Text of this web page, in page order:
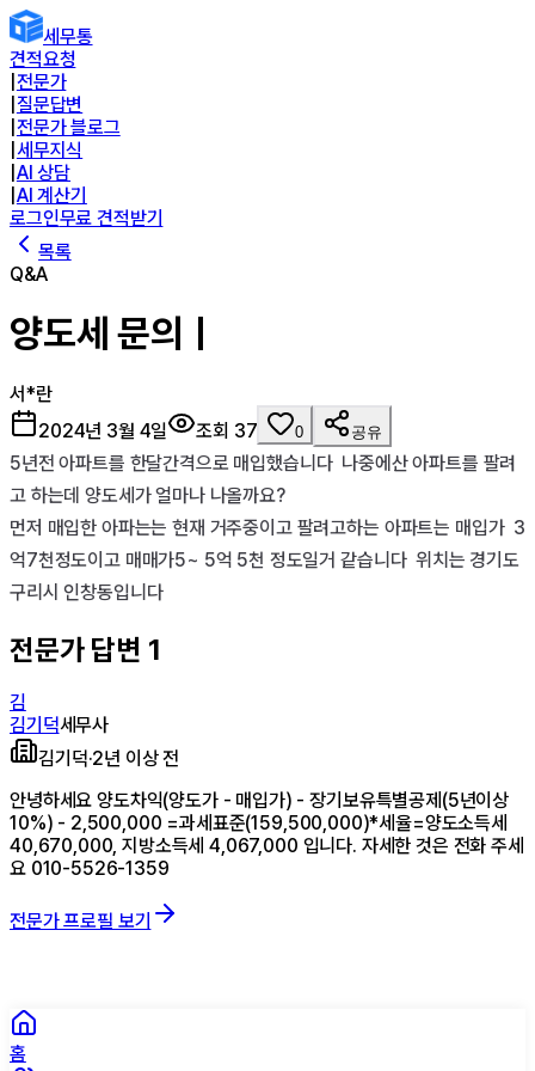
세무통
견적요청
전문가
질문답변
전문가 블로그
세무지식
AI 상담
AI 계산기
로그인무료 견적받기
목록
Q&A
양도세 문의ㅣ
서*란
2024년 3월 4일
조회 37 0 공유
5년전 아파트를 한달간격으로 매입했습니다  나중에산 아파트를 팔려
고 하는데 양도세가 얼마나 나올까요?
먼저 매입한 아파는는 현재 거주중이고 팔려고하는 아파트는 매입가  3
억7천정도이고 매매가5~ 5억 5천 정도일거 같습니다  위치는 경기도
구리시 인창동입니다
전문가 답변 1
김
김기덕세무사
김기덕·2년 이상 전
안녕하세요 양도차익(양도가 - 매입가) - 장기보유특별공제(5년이상
10%) - 2,500,000 =과세표준(159,500,000)*세율=양도소득세
40,670,000, 지방소득세 4,067,000 입니다. 자세한 것은 전화 주세
요 010-5526-1359
전문가 프로필 보기
홈